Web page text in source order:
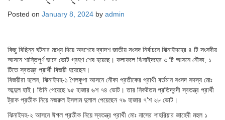
Posted on January 8, 2024 by admin
কিছু বিছিন্ন ঘটনার মধ্যে দিয়ে অবশেষে দ্বাদশ জাতীয় সংসদ নির্বাচনে ঝিনাইদহের ৪ টি সংসদীয়
আসনে শান্তিপুর্ণ ভাবে ভোট গ্রহণ শেষ হয়েছে। ফলাফলে ঝিনাইদহের ৩ টি আসনে নৌকা, ১
টিতে স্বতন্ত্র প্রার্থী বিজয়ী হয়েছেন।
বিজয়ীরা হলেন, ঝিনাইদহ-১ শৈলকুপা আসনে নৌকা প্রতীকের প্রার্থী বর্তমান সংসদ সদস্য মোঃ
আব্দুল হাই। তিনি পেয়েছে ৯৫ হাজার ৬শ ৭৪ ভোট। তার নিকটতম প্রতিদ্বন্দী স্বতন্ত্র প্রার্থী
ট্রাক প্রতীক নিয়ে নজরুল ইসলাম দুলাল পেয়েছেন ৭৯ হাজার ৭’শ ২৮ ভোট।
ঝিনাইদহ-২ আসনে ঈগল প্রতীক নিয়ে স্বতন্ত্র প্রার্থী মোঃ নাসের শাহরিয়ার জাহেদী মহুল ১